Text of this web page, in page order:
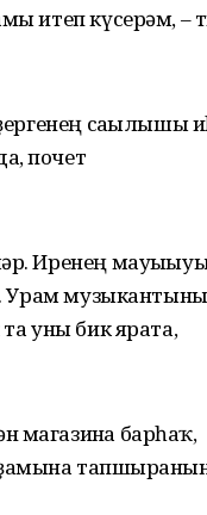
итеп күсе­рәм, –
са­ғылышы
почет
Иренең
Урам
уны бик ярата,
барһаҡ,